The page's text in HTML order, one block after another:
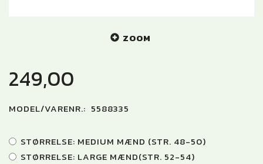
ZOOM
249,00
MODEL/VARENR.: 5588335
STØRRELSE: MEDIUM MÆND (STR. 48-50)
STØRRELSE: LARGE MÆND(STR. 52-54)